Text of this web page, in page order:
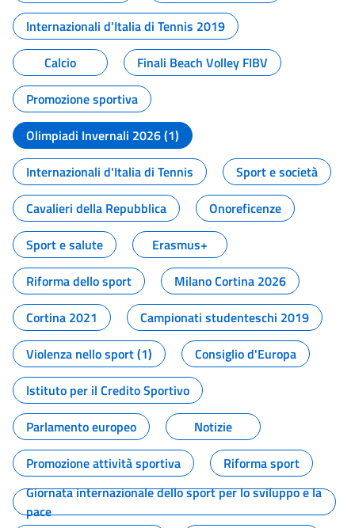
Internazionali d'Italia di Tennis 2019
Calcio
Finali Beach Volley FIBV
Promozione sportiva
Olimpiadi Invernali 2026 (1)
Internazionali d'Italia di Tennis
Sport e società
Cavalieri della Repubblica
Onoreficenze
Sport e salute
Erasmus+
Riforma dello sport
Milano Cortina 2026
Cortina 2021
Campionati studenteschi 2019
Violenza nello sport (1)
Consiglio d'Europa
Istituto per il Credito Sportivo
Parlamento europeo
Notizie
Promozione attività sportiva
Riforma sport
Giornata internazionale dello sport per lo sviluppo e la
pace